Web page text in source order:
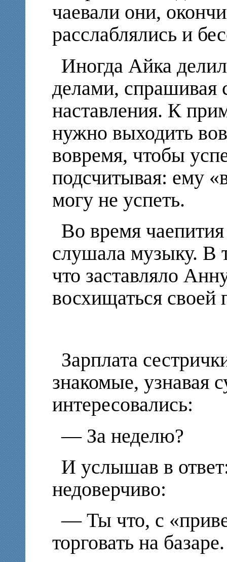
чаевали они,
расслаблялись и
Иногда Айка
делами, спрашивая
наставления. К
нужно выходить
вовремя, чтобы
подсчитывая: ему
могу не успеть.
Во время
слушала музыку. В
что заставляло
восхищаться
Зарплата
знакомые, узнавая
интересовались:
— За неделю?
И услышав в
недоверчиво:
— Ты что, с
торговать на базаре.